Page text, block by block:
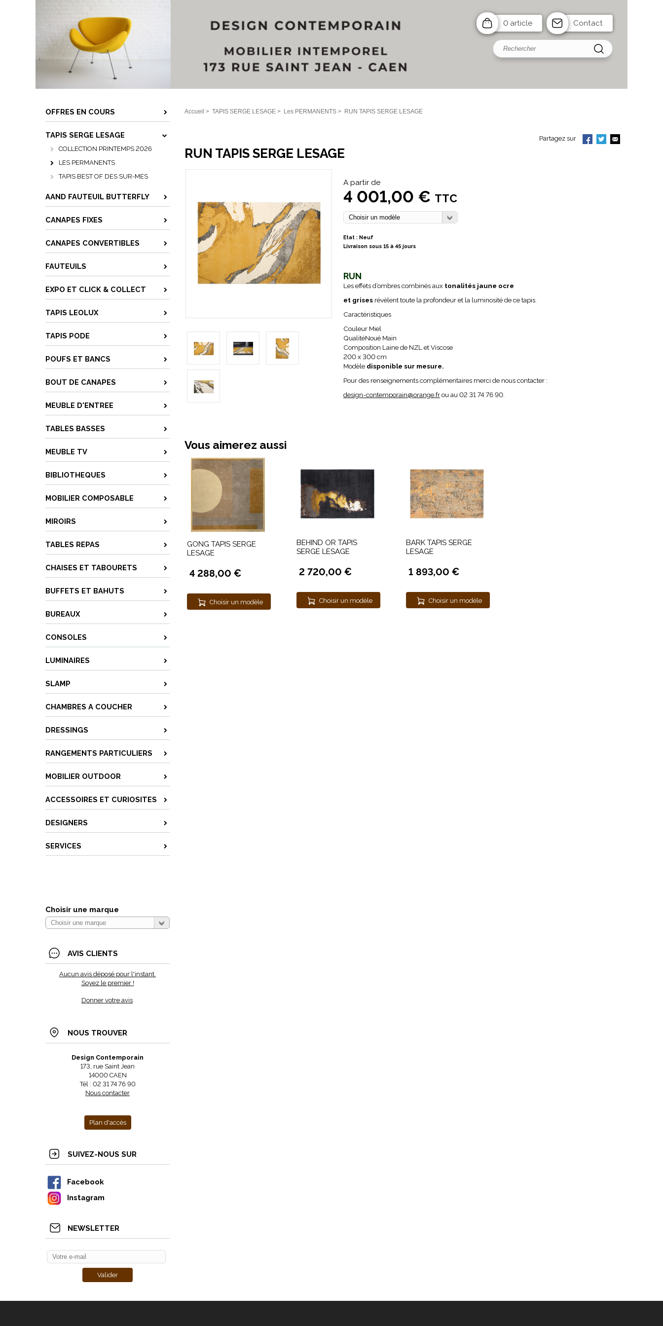
0 article Contact
OFFRES EN COURS
TAPIS SERGE LESAGE
COLLECTION PRINTEMPS 2026
LES PERMANENTS
TAPIS BEST OF DES SUR-MES
AAND FAUTEUIL BUTTERFLY
CANAPES FIXES
CANAPES CONVERTIBLES
FAUTEUILS
EXPO ET CLICK & COLLECT
TAPIS LEOLUX
TAPIS PODE
POUFS ET BANCS
BOUT DE CANAPES
MEUBLE D'ENTREE
TABLES BASSES
MEUBLE TV
BIBLIOTHEQUES
MOBILIER COMPOSABLE
MIROIRS
TABLES REPAS
CHAISES ET TABOURETS
BUFFETS ET BAHUTS
BUREAUX
CONSOLES
LUMINAIRES
SLAMP
CHAMBRES A COUCHER
DRESSINGS
RANGEMENTS PARTICULIERS
MOBILIER OUTDOOR
ACCESSOIRES ET CURIOSITES
DESIGNERS
SERVICES
Choisir une marque
AVIS CLIENTS
Aucun avis déposé pour l'instant.
Soyez le premier !
Donner votre avis
NOUS TROUVER
Design Contemporain
173, rue Saint Jean
14000 CAEN
Tél : 02 31 74 76 90
Nous contacter
Plan d'accès
SUIVEZ-NOUS SUR
Facebook
Instagram
NEWSLETTER
Accueil > TAPIS SERGE LESAGE > Les PERMANENTS > RUN TAPIS SERGE LESAGE
Partagez sur
RUN TAPIS SERGE LESAGE
A partir de
4 001,00 € TTC
Etat : Neuf
Livraison sous 15 à 45 jours
RUN
Les effets d’ombres combinés auxtonalités jaune ocre
et grisesrévèlent toute la profondeur et la luminosité de ce tapis.
Caractéristiques
Couleur Miel
QualitéNoué Main
Composition Laine de NZL et Viscose
200 x 300 cm
Modèle disponible sur mesure.
Pour des renseignements complémentaires merci de nous contacter :
design-contemporain@orange.frou au 02 31 74 76 90.
Vous aimerez aussi
GONG TAPIS SERGE
LESAGE
4 288,00 €
Choisir un modèle
BEHIND OR TAPIS
SERGE LESAGE
2 720,00 €
Choisir un modèle
BARK TAPIS SERGE
LESAGE
1 893,00 €
Choisir un modèle